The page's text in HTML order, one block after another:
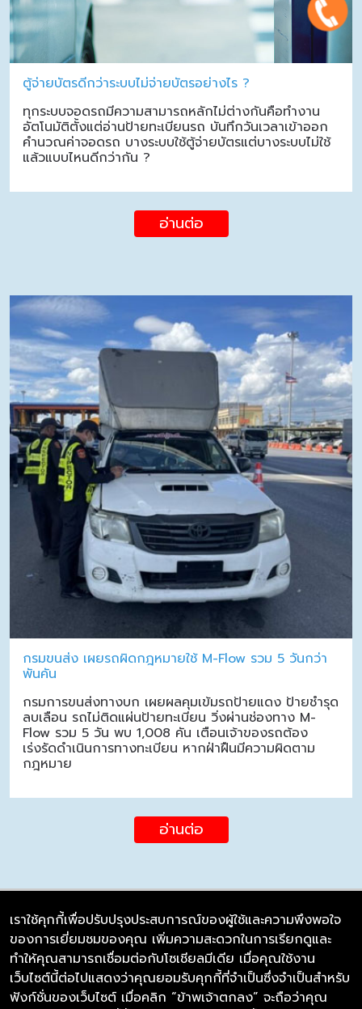
ตู้จ่ายบัตรดีกว่าระบบไม่จ่ายบัตรอย่างไร ?
ทุกระบบจอดรถมีความสามารถหลักไม่ต่างกันคือทำงาน
อัตโนมัติตั้งแต่อ่านป้ายทะเบียนรถ บันทึกวันเวลาเข้าออก
คำนวณค่าจอดรถ บางระบบใช้ตู้จ่ายบัตรแต่บางระบบไม่ใช้
แล้วแบบไหนดีกว่ากัน ?
อ่านต่อ
กรมขนส่ง เผยรถผิดกฎหมายใช้ M-Flow รวม 5 วันกว่า
พันคัน
กรมการขนส่งทางบก เผยผลคุมเข้มรถป้ายแดง ป้ายชำรุด
ลบเลือน รถไม่ติดแผ่นป้ายทะเบียน วิ่งผ่านช่องทาง M-
Flow รวม 5 วัน พบ 1,008 คัน เตือนเจ้าของรถต้อง
เร่งรัดดำเนินการทางทะเบียน หากฝ่าฝืนมีความผิดตาม
กฎหมาย
อ่านต่อ
บริษัท ซิมลิงค์ จำกัด
98/226 Bangrakyai-Baanmai Road,
Bangyai, Nonthaburi 11140
เราใช้คุกกี้เพื่อปรับปรุงประสบการณ์ของผู้ใช้และความพึงพอใจ
ของการเยี่ยมชมของคุณ เพิ่มความสะดวกในการเรียกดูและ
ทำให้คุณสามารถเชื่อมต่อกับโซเชียลมีเดีย เมื่อคุณใช้งาน
เว็บไซต์นี้ต่อไปแสดงว่าคุณยอมรับคุกกี้ที่จำเป็นซึ่งจำเป็นสำหรับ
ฟังก์ชั่นของเว็บไซต์ เมื่อคลิก “ข้าพเจ้าตกลง” จะถือว่าคุณ